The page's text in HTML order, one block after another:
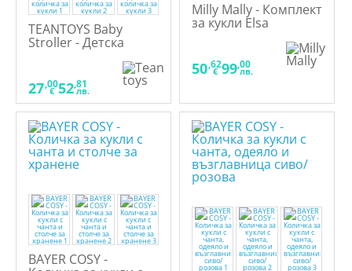
TEANTOYS Baby
Stroller - Детска
27,00
€ 52,81
лв.
Milly Mally - Комплект
за кукли Elsa
50,62
€ 99,00
лв.
BAYER COSY -